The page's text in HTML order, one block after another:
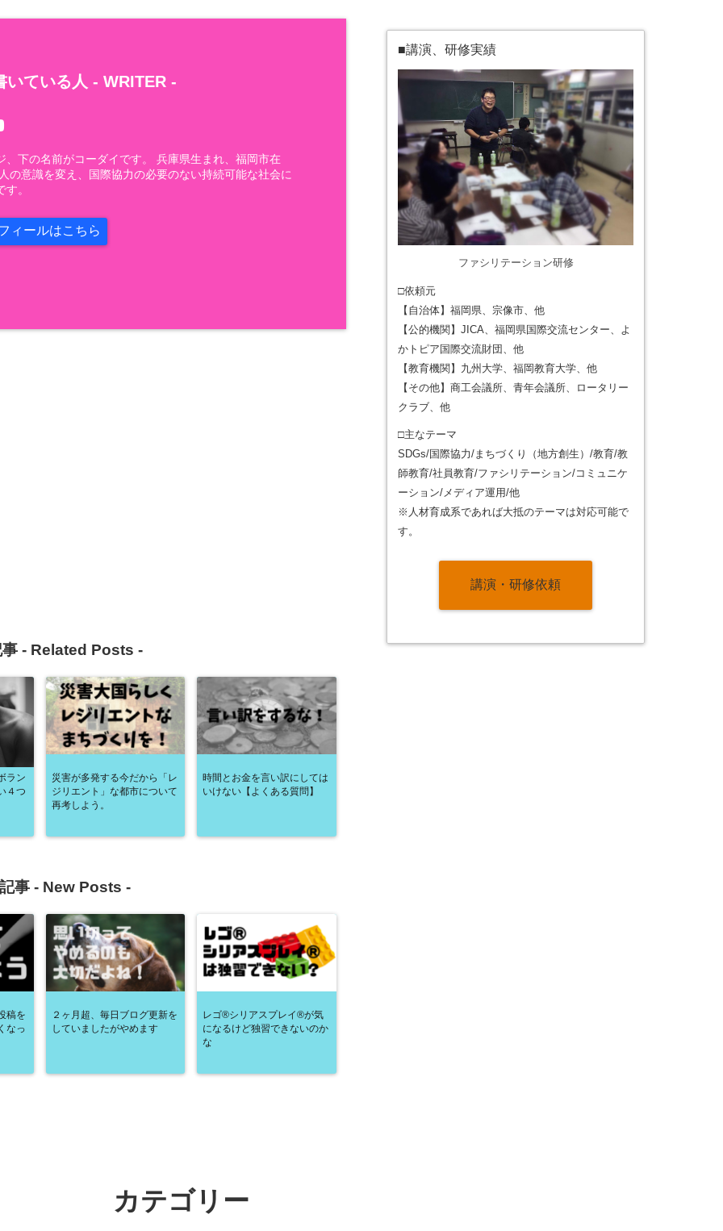
いている人 - WRITER -
、下の名前がコーダイです。 兵庫県生まれ、福岡市在
の意識を変え、国際協力の必要のない持続可能な社会に
。
ィールはこちら
- Related Posts -
ラン
４つ
災害が多発する今だから「レ
ジリエント」な都市について
再考しよう。
時間とお金を言い訳にしては
いけない【よくある質問】
事 - New Posts -
稿を
なっ
２ヶ月超、毎日ブログ更新を
していましたがやめます
レゴ®シリアスプレイ®が気
になるけど独習できないのか
な
■講演、研修実績
ファシリテーション研修
□依頼元
【自治体】福岡県、宗像市、他
【公的機関】JICA、福岡県国際交流センター、よ
かトピア国際交流財団、他
【教育機関】九州大学、福岡教育大学、他
【その他】商工会議所、青年会議所、ロータリー
クラブ、他
□主なテーマ
SDGs/国際協力/まちづくり（地方創生）/教育/教
師教育/社員教育/ファシリテーション/コミュニケ
ーション/メディア運用/他
※人材育成系であれば大抵のテーマは対応可能で
す。
講演・研修依頼
カテゴリー